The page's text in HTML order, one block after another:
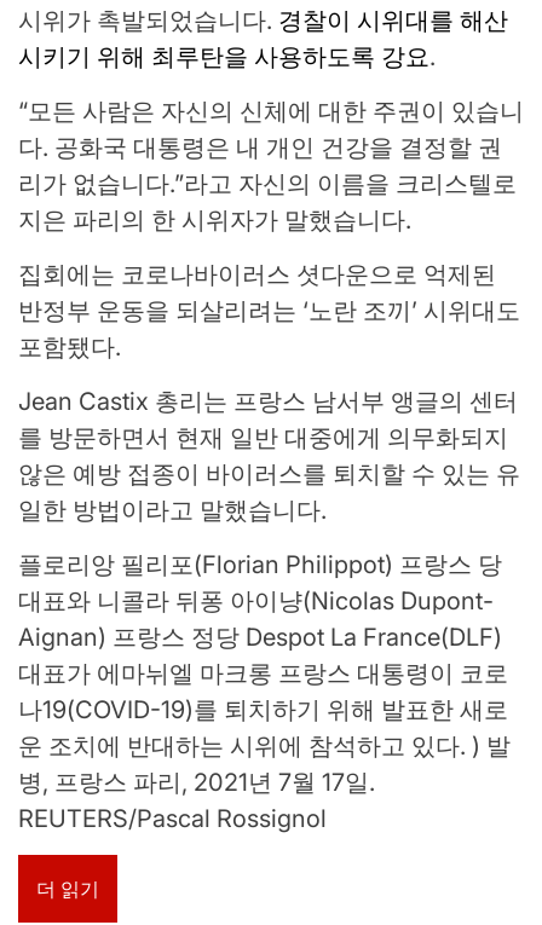
시위가 촉발되었습니다. 경찰이 시위대를 해산
시키기 위해 최루탄을 사용하도록 강요.
“모든 사람은 자신의 신체에 대한 주권이 있습니
다. 공화국 대통령은 내 개인 건강을 결정할 권
리가 없습니다.”라고 자신의 이름을 크리스텔로
지은 파리의 한 시위자가 말했습니다.
집회에는 코로나바이러스 셧다운으로 억제된
반정부 운동을 되살리려는 ‘노란 조끼’ 시위대도
포함됐다.
Jean Castix 총리는 프랑스 남서부 앵글의 센터
를 방문하면서 현재 일반 대중에게 의무화되지
않은 예방 접종이 바이러스를 퇴치할 수 있는 유
일한 방법이라고 말했습니다.
플로리앙 필리포(Florian Philippot) 프랑스 당
대표와 니콜라 뒤퐁 아이냥(Nicolas Dupont-
Aignan) 프랑스 정당 Despot La France(DLF)
대표가 에마뉘엘 마크롱 프랑스 대통령이 코로
나19(COVID-19)를 퇴치하기 위해 발표한 새로
운 조치에 반대하는 시위에 참석하고 있다. ) 발
병, 프랑스 파리, 2021년 7월 17일.
REUTERS/Pascal Rossignol
더 읽기